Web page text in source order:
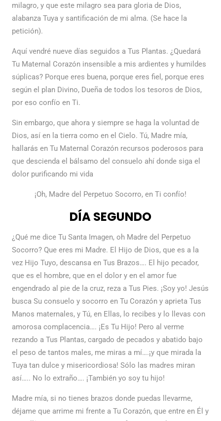
milagro, y que este milagro sea para gloria de Dios,
alabanza Tuya y santificación de mi alma. (Se hace la
petición).
Aquí vendré nueve días seguidos a Tus Plantas. ¿Quedará
Tu Maternal Corazón insensible a mis ardientes y humildes
súplicas? Porque eres buena, porque eres fiel, porque eres
según el plan Divino, Dueña de todos los tesoros de Dios,
por eso confío en Ti.
Sin embargo, que ahora y siempre se haga la voluntad de
Dios, así en la tierra como en el Cielo. Tú, Madre mía,
hallarás en Tu Maternal Corazón recursos poderosos para
que descienda el bálsamo del consuelo ahí donde siga el
dolor purificando mi vida
¡Oh, Madre del Perpetuo Socorro, en Ti confío!
DÍA SEGUNDO
¿Qué me dice Tu Santa Imagen, oh Madre del Perpetuo
Socorro? Que eres mi Madre. El Hijo de Dios, que es a la
vez Hijo Tuyo, descansa en Tus Brazos…. El hijo pecador,
que es el hombre, que en el dolor y en el amor fue
engendrado al pie de la cruz, reza a Tus Pies. ¡Soy yo! Jesús
busca Su consuelo y socorro en Tu Corazón y aprieta Tus
Manos maternales, y Tú, en Ellas, lo recibes y lo llevas con
amorosa complacencia…. ¡Es Tu Hijo! Pero al verme
rezando a Tus Plantas, cargado de pecados y abatido bajo
el peso de tantos males, me miras a mí….¡y que mirada la
Tuya tan dulce y misericordiosa! Sólo las madres miran
así….. No lo extraño…. ¡También yo soy tu hijo!
Madre mía, si no tienes brazos donde puedas llevarme,
déjame que arrime mi frente a Tu Corazón, que entre en Él y